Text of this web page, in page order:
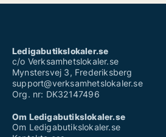
Ledigabutikslokaler.se
c/o Verksamhetslokaler.se
Mynstersvej 3, Frederiksberg
support@verksamhetslokaler.se
Org. nr: DK32147496
Om Ledigabutikslokaler.se
Om Ledigabutikslokaler.se